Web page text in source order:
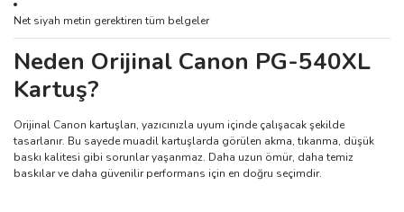
Net siyah metin gerektiren tüm belgeler
Neden Orijinal Canon PG-540XL
Kartuş?
Orijinal Canon kartuşları, yazıcınızla uyum içinde çalışacak şekilde
tasarlanır. Bu sayede muadil kartuşlarda görülen akma, tıkanma, düşük
baskı kalitesi gibi sorunlar yaşanmaz. Daha uzun ömür, daha temiz
baskılar ve daha güvenilir performans için en doğru seçimdir.